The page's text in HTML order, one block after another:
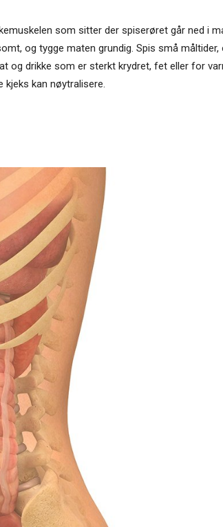
som sitter der spiserøret går ned i
og tygge maten grundig. Spis små
og drikke som er sterkt krydret, fet eller for
kjeks kan nøytralisere.